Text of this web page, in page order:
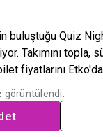
buluştuğu Quiz
Takımını topla,
fiyatlarını Etko'da
görüntülendi.